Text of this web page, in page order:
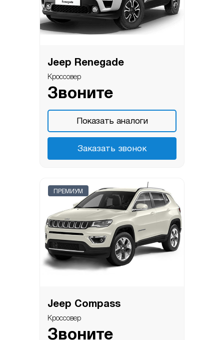
Jeep Renegade
Кроссовер
Звоните
Показать аналоги
Заказать звонок
ПРЕМИУМ
Jeep Compass
Кроссовер
Звоните